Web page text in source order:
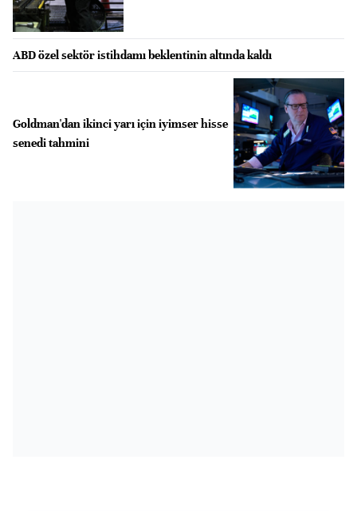
ABD özel sektör istihdamı beklentinin altında kaldı
Goldman'dan ikinci yarı için iyimser hisse
senedi tahmini